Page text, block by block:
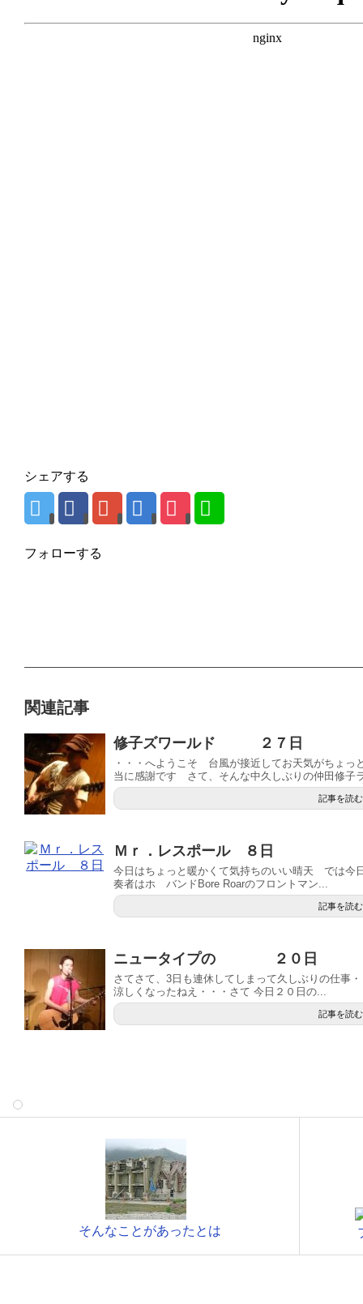
シェアする
フォローする
関連記事
修子ズワールド ２７日
・・・へようこそ 台風が接近してお天気がちょ
当に感謝です さて、そんな中久しぶりの仲田修子
記事を読む
Ｍｒ．レスポール ８日
今日はちょっと暖かくて気持ちのいい晴天 では今
奏者はホ バンドBore Roarのフロントマン...
記事を読む
ニュータイプの ２０日
さてさて、3日も連休してしまって久しぶりの仕事
涼しくなったねえ・・・さて 今日２０日の...
記事を読む
そんなことがあったとは